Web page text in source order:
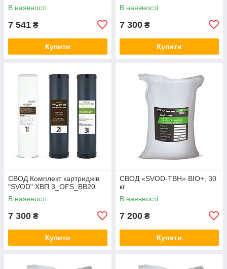
В наявності
7 541 ₴
Купити
В наявності
7 300 ₴
Купити
СВОД Комплект картриджів
"SVOD" ХВП 3_OFS_BB20
В наявності
7 300 ₴
Купити
СВОД «SVOD-ТВН» BIO+, 30
кг
В наявності
7 200 ₴
Купити